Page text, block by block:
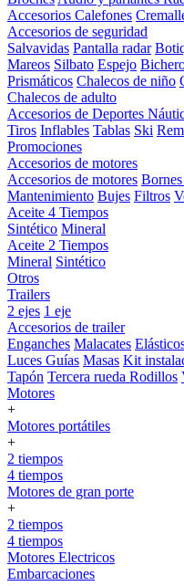
Accesorios Calefones
Accesorios de seguridad
Salvavidas Pantalla radar
Mareos Silbato Espejo
Prismáticos Chalecos de niño
Chalecos de adulto
Accesorios de Deportes
Tiros Inflables Tablas Ski
Promociones
Accesorios de motores
Accesorios de motores
Mantenimiento Bujes Filtros
Aceite 4 Tiempos
Sintético Mineral
Aceite 2 Tiempos
Mineral Sintético
Otros
Trailers
2 ejes 1 eje
Accesorios de trailer
Enganches Malacates
Luces Guías Masas Kit
Tapón Tercera rueda Rodillos
Motores
+
Motores portátiles
+
2 tiempos
4 tiempos
Motores de gran porte
+
2 tiempos
4 tiempos
Motores Electricos
Embarcaciones